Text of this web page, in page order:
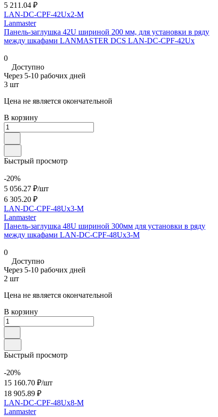
5 211.04 ₽
LAN-DC-CPF-42Ux2-M
Lanmaster
Панель-заглушка 42U шириной 200 мм, для установки в ряду
между шкафами LANMASTER DCS LAN-DC-CPF-42Ux
0
Доступно
Через 5-10 рабочих дней
3 шт
Цена не является окончательной
В корзину
Быстрый просмотр
-20%
5 056.27 ₽/шт
6 305.20 ₽
LAN-DC-CPF-48Ux3-M
Lanmaster
Панель-заглушка 48U шириной 300мм для установки в ряду
между шкафами LAN-DC-CPF-48Ux3-M
0
Доступно
Через 5-10 рабочих дней
2 шт
Цена не является окончательной
В корзину
Быстрый просмотр
-20%
15 160.70 ₽/шт
18 905.89 ₽
LAN-DC-CPF-48Ux8-M
Lanmaster